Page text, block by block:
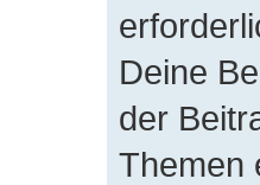
Deine
der
Themen